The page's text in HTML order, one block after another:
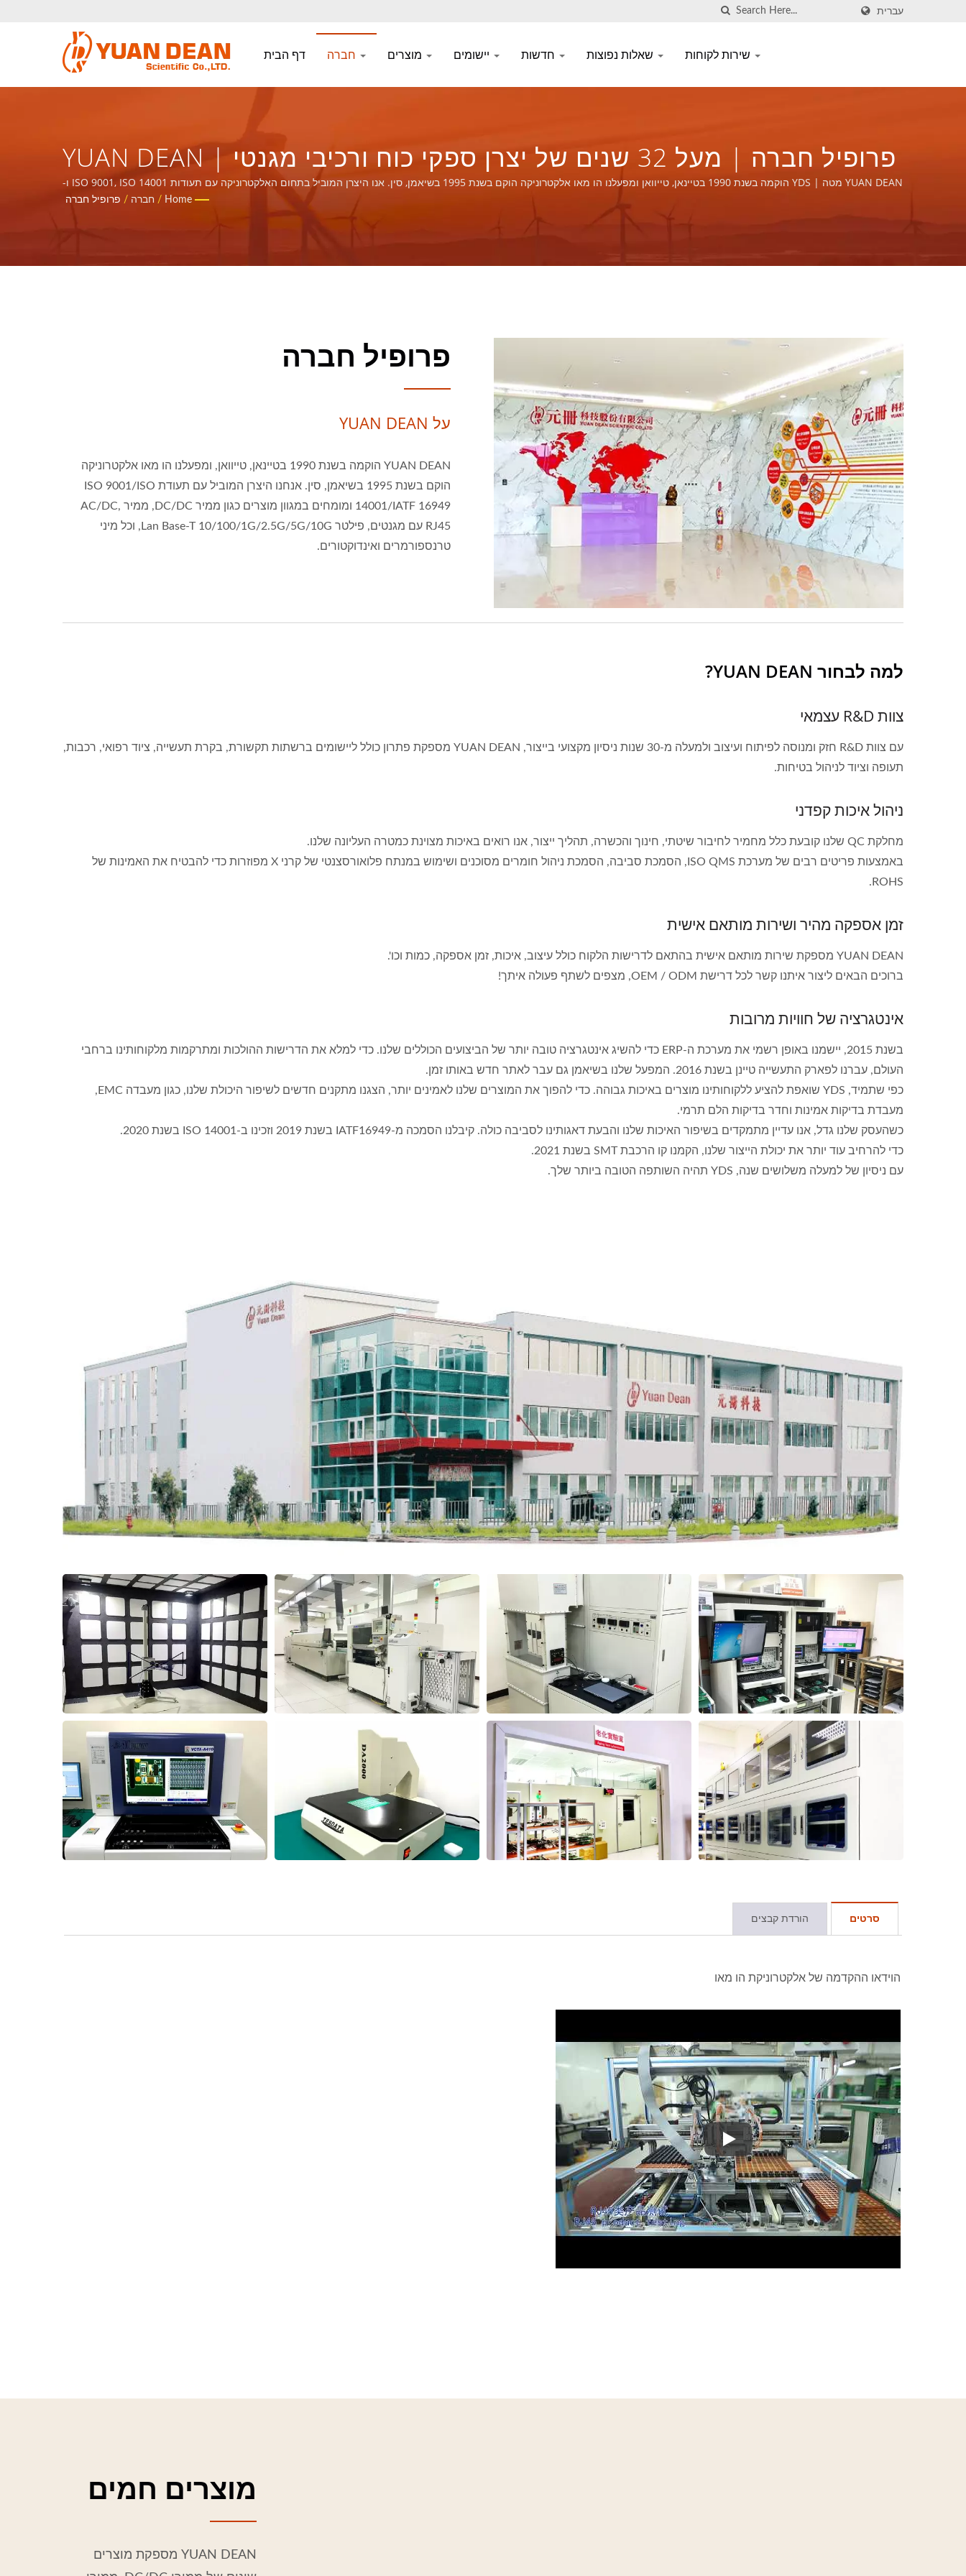
עברית
דף הבית
פרופיל חברה | מעל 32 שנים של יצרן ספקי כוח ורכיבי מגנטי | YUAN DEAN
SCIENTIFIC CO., LTD.YUAN DEAN מטה | YDS הוקמה בשנת 1990 בטיינאן, טייוואן ומפעלנו הו מאו אלקטרוניקה הוקם בשנת 1995 בשיאמן, סין. אנו היצרן המוביל בתחום האלקטרוניקה עם תעודות ISO 9001, ISO 14001 ו-
IATF16949.
Home
/ חברה / פרופיל חברה
פרופיל חברה
על YUAN DEAN
YUAN DEAN הוקמה בשנת 1990 בטיינאן, טייוואן, ומפעלנו הו מאו אלקטרוניקה
הוקם בשנת 1995 בשיאמן, סין. אנחנו היצרן המוביל עם תעודת ISO 9001/ISO
14001/IATF 16949 ומומחים במגוון מוצרים כגון ממיר DC/DC, ממיר AC/DC,
RJ45 עם מגנטים, פילטר Lan Base-T 10/100/1G/2.5G/5G/10G, וכל מיני
טרנספורמרים ואינדוקטורים.
למה לבחור YUAN DEAN?
צוות R&D עצמאי
עם צוות R&D חזק ומנוסה לפיתוח ועיצוב ולמעלה מ-30 שנות ניסיון מקצועי בייצור, YUAN DEAN מספקת פתרון כולל ליישומים ברשתות תקשורת, בקרת תעשייה, ציוד רפואי, רכבות,
תעופה וציוד לניהול בטיחות.
ניהול איכות קפדני
מחלקת QC שלנו קובעת כלל מחמיר לחיבור שיטתי, חינוך והכשרה, תהליך ייצור, אנו רואים באיכות מצוינת כמטרה העליונה שלנו.
באמצעות פריטים רבים של מערכת ISO QMS, הסמכת סביבה, הסמכת ניהול חומרים מסוכנים ושימוש במנתח פלואורסצנטי של קרני X מפוזרות כדי להבטיח את האמינות של
ROHS.
זמן אספקה מהיר ושירות מותאם אישית
YUAN DEAN מספקת שירות מותאם אישית בהתאם לדרישות הלקוח כולל עיצוב, איכות, זמן אספקה, כמות וכו'.
ברוכים הבאים ליצור איתנו קשר לכל דרישת OEM / ODM, מצפים לשתף פעולה איתך!
אינטגרציה של חוויות מרובות
בשנת 2015, יישמנו באופן רשמי את מערכת ה-ERP כדי להשיג אינטגרציה טובה יותר של הביצועים הכוללים שלנו. כדי למלא את הדרישות ההולכות ומתרקמות מלקוחותינו ברחבי
העולם, עברנו לפארק התעשייה טיינן בשנת 2016. המפעל שלנו בשיאמן גם עבר לאתר חדש באותו זמן.
כפי שתמיד, YDS שואפת להציע ללקוחותינו מוצרים באיכות גבוהה. כדי להפוך את המוצרים שלנו לאמינים יותר, הצגנו מתקנים חדשים לשיפור היכולת שלנו, כגון מעבדה EMC,
מעבדת בדיקות אמינות וחדר בדיקות הלם תרמי.
כשהעסק שלנו גדל, אנו עדיין מתמקדים בשיפור האיכות שלנו והבעת דאגותינו לסביבה כולה. קיבלנו הסמכה מ-IATF16949 בשנת 2019 וזכינו ב-ISO 14001 בשנת 2020.
כדי להרחיב עוד יותר את יכולת הייצור שלנו, הקמנו קו הרכבת SMT בשנת 2021.
עם ניסיון של למעלה משלושים שנה, YDS תהיה השותפה הטובה ביותר שלך.
סרטים הורדת קבצים
הוידאו ההקדמה של אלקטרוניקת הו מאו
הוידאו ההקדמה של אלקטרוניקת הו מאו
מוצרים חמים
YUAN DEAN מספקת מוצרים